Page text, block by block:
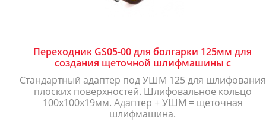
Переходник GS05-00 для болгарки 125мм для
создания щеточной шлифмашины с
направляющим роликом
Стандартный адаптер под УШМ 125 для шлифования
плоских поверхностей. Шлифовальное кольцо
100х100х19мм. Адаптер + УШМ = щеточная
шлифмашина.